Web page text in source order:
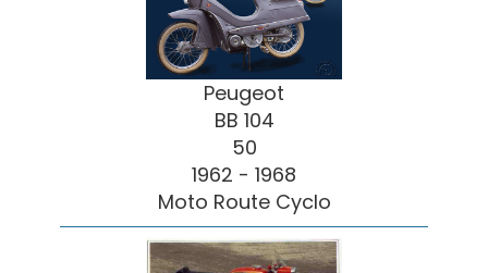
Peugeot
BB 104
50
1962 - 1968
Moto Route Cyclo